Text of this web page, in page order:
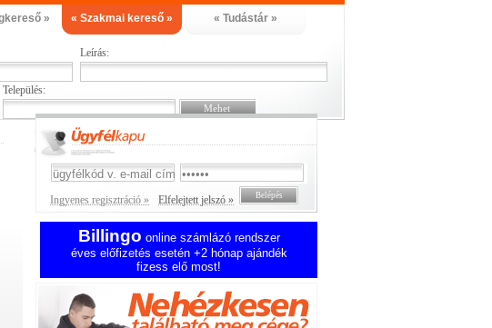
» « Szakmai kereső » « Tudástár »
Leírás:
Település:
Ingyenes regisztráció » Elfelejtett jelszó »
Billingo online számlázó rendszer
éves előfizetés esetén +2 hónap ajándék
fizess elő most!